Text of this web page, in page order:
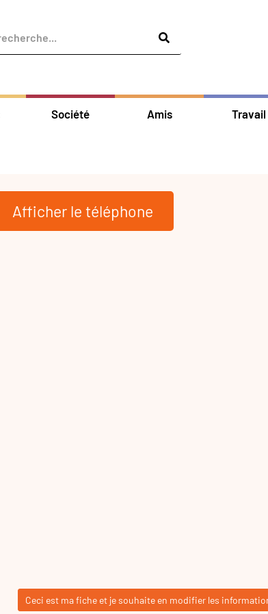
Société Amis Travail
Afficher le téléphone
Ceci est ma fiche et je souhaite en modifier les